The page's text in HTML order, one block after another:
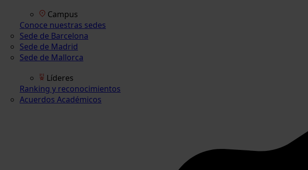
Campus
Conoce nuestras sedes
Sede de Barcelona
Sede de Madrid
Sede de Mallorca
Líderes
Ranking y reconocimientos
Acuerdos Académicos